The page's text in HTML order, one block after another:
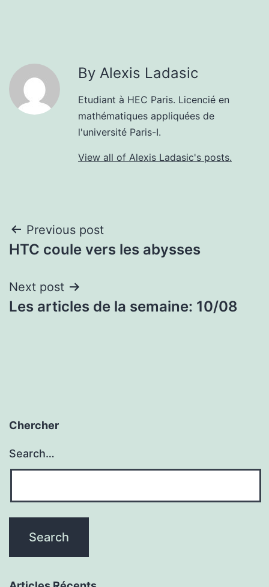
By Alexis Ladasic
Etudiant à HEC Paris. Licencié en
mathématiques appliquées de
l'université Paris-I.
View all of Alexis Ladasic's posts.
Post
navigation
Previous post
HTC coule vers les abysses
Next post
Les articles de la semaine: 10/08
Chercher
Search…